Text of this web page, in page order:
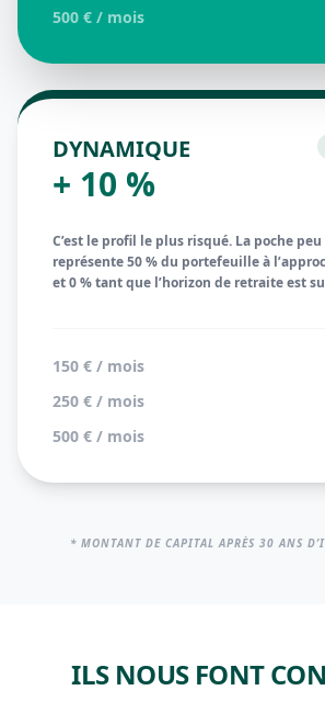
500 € / mois
DYNAMIQUE
+ 10 %
C’est le profil le plus risqué. La poche
représente 50 % du portefeuille à
et 0 % tant que l’horizon de retraite est
150 € / mois
250 € / mois
500 € / mois
* MONTANT DE CAPITAL APRÈS 30 ANS
ILS NOUS FONT